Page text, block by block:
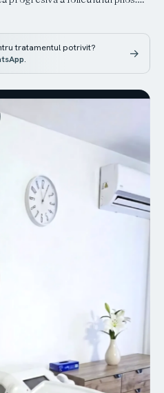
Zero costuri ascunse:
tratamentul potrivit?
. →